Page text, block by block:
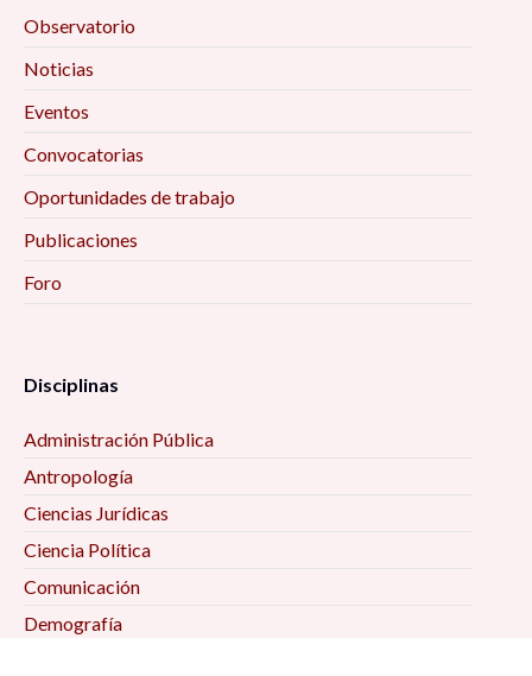
Observatorio
Noticias
Eventos
Convocatorias
Oportunidades de trabajo
Publicaciones
Foro
Disciplinas
Administración Pública
Antropología
Ciencias Jurídicas
Ciencia Política
Comunicación
Demografía